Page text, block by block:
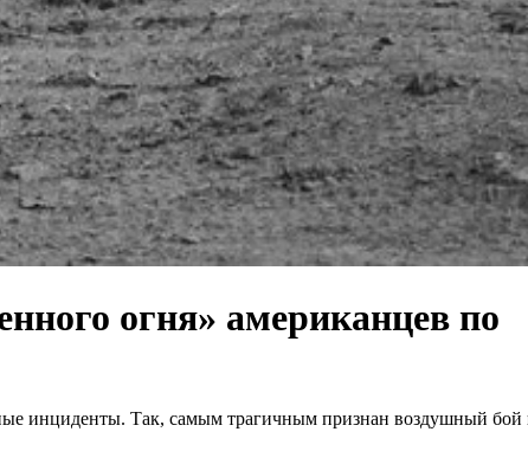
огня» американцев по
инциденты. Так, самым трагичным признан воздушный